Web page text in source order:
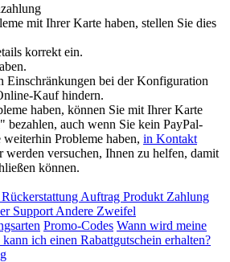
mit Ihrer Karte haben, stellen Sie dies
korrekt ein.
Einschränkungen bei der Konfiguration
Kauf hindern.
haben, können Sie mit Ihrer Karte
bezahlen, auch wenn Sie kein PayPal-
Probleme haben, in Kontakt
werden versuchen, Ihnen zu helfen, damit
können.
Auftrag Produkt Zahlung
Support Andere Zweifel
Promo-Codes Wann wird meine
kann ich einen Rabattgutschein erhalten?